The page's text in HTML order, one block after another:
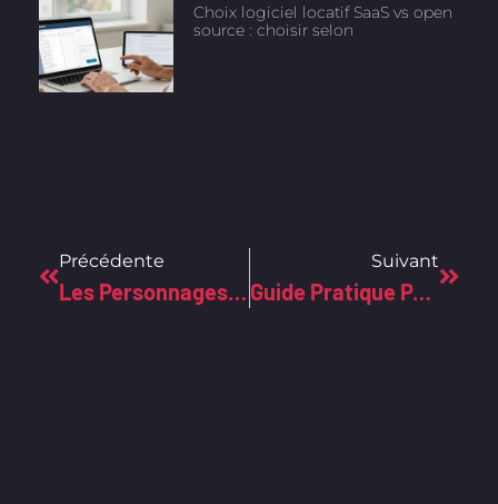
Choix logiciel locatif SaaS vs open
source : choisir selon
Précédente
Les Personnages Disney Dans Lorcana : Une Nouvelle Vie Dans Le TCG
Suivant
Guide Pratique Pour Choisir Son Fournisseur D’accès À Internet